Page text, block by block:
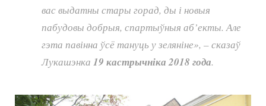
вас выдатны стары горад, ды і новыя
пабудовы добрыя, спартыўныя аб’екты. Але
гэта павінна ўсё тануць у зеляніне», – сказаў
Лукашэнка 19 кастрычніка 2018 года.